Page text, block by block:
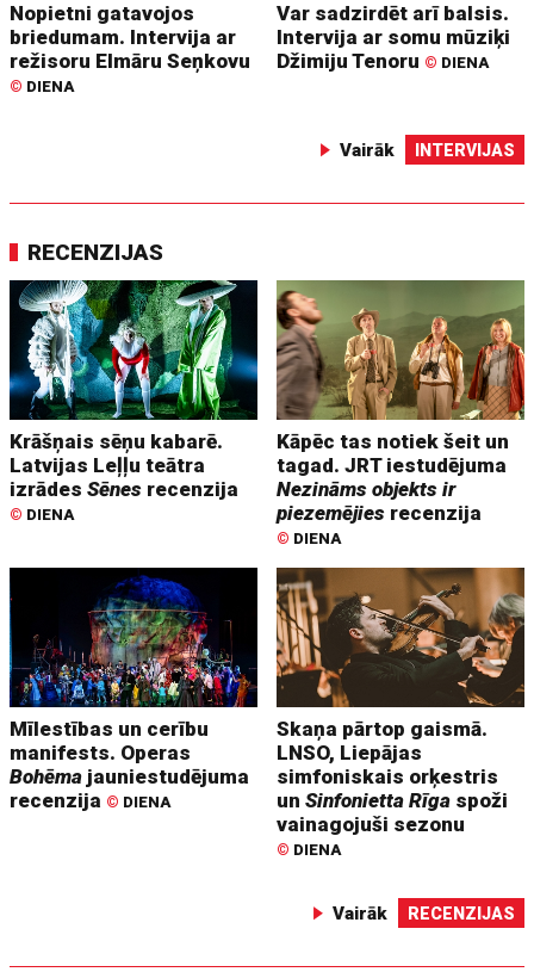
Nopietni gatavojos
briedumam. Intervija ar
režisoru Elmāru Seņkovu
© DIENA
Var sadzirdēt arī balsis.
Intervija ar somu mūziķi
Džimiju Tenoru © DIENA
Vairāk INTERVIJAS
RECENZIJAS
Krāšņais sēņu kabarē.
Latvijas Leļļu teātra
izrādesSēnes recenzija
© DIENA
Kāpēc tas notiek šeit un
tagad. JRT iestudējuma
Nezināms objekts ir
piezemējies recenzija
© DIENA
Mīlestības un cerību
manifests. Operas
Bohēma jauniestudējuma
recenzija © DIENA
Skaņa pārtop gaismā.
LNSO, Liepājas
simfoniskais orķestris
unSinfonietta Rīga spoži
vainagojuši sezonu
© DIENA
Vairāk RECENZIJAS